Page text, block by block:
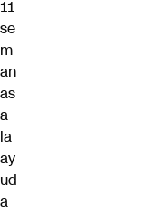
11
se
m
an
as
a
la
ay
ud
a